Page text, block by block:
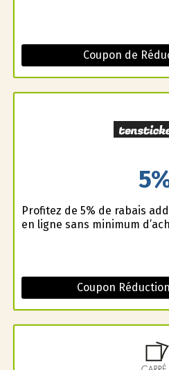
Coupon de
Profitez de 5% de rabais
en ligne sans minimum
Coupon